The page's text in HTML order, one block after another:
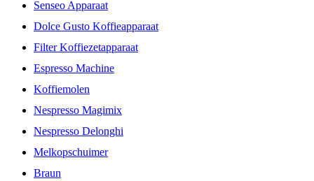
Senseo Apparaat
Dolce Gusto Koffieapparaat
Filter Koffiezetapparaat
Espresso Machine
Koffiemolen
Nespresso Magimix
Nespresso Delonghi
Melkopschuimer
Braun